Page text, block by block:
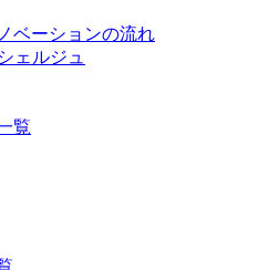
ベーションの流れ
ェルジュ
覧